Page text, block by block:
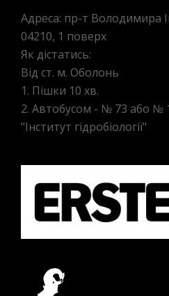
Адреса: пр-т Володимира
04210, 1 поверх
Як дістатись:
Від ст. м. Оболонь
1. Пішки 10 хв.
2. Автобусом - № 73 або №
"Інститут гідробіології"